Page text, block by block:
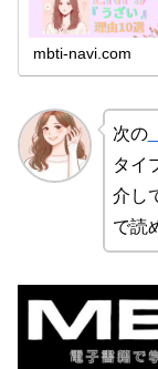
mbti-navi.com
次の
タイ
介し
で読